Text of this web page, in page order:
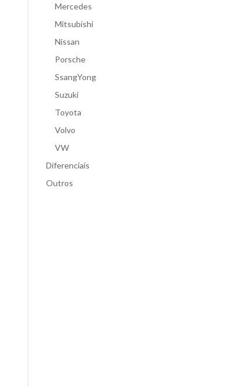
Mercedes
Mitsubishi
Nissan
Porsche
SsangYong
Suzuki
Toyota
Volvo
VW
Diferenciais
Outros